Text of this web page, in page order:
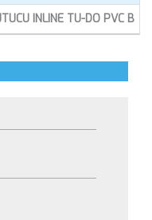
INLINE TU-DO PVC B